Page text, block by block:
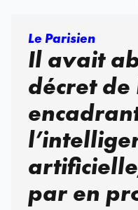
Le Parisien
Il avait
décret de
par en